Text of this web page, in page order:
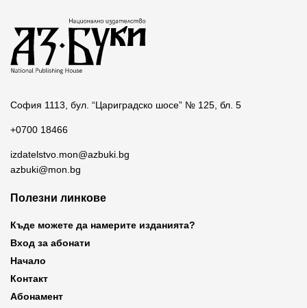
София 1113, бул. “Цариградско шосе” № 125, бл. 5
+0700 18466
izdatelstvo.mon@azbuki.bg
azbuki@mon.bg
Полезни линкове
Къде можете да намерите изданията?
Вход за абонати
Начало
Контакт
Абонамент